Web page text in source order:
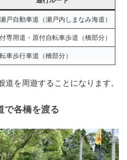
戸自動車道（瀬戸内しまなみ海道）
専用道・原付自転車歩道（橋部分）
車歩行車道（橋部分）
を周遊することになります。
で各橋を渡る